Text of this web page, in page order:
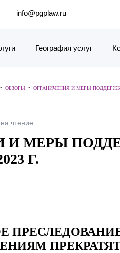
info@pgplaw.ru
Цифры
География услуг
• ОБЗОРЫ • ОГРАНИЧЕНИЯ И МЕРЫ
чтение
И МЕРЫ
Г.